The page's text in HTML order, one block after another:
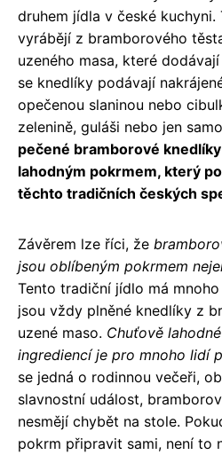
druhem jídla v české
vyrábějí z bramborového
uzeného masa, které
se knedlíky podávají
opečenou slaninou nebo
zelenině, guláši nebo jen
pečené bramborové
lahodným pokrmem, který
těchto tradičních českých
Závěrem lze říci, že
jsou oblíbeným pokrmem
Tento tradiční jídlo má
jsou vždy plněné knedlíky z
uzené maso. Chuťově
ingrediencí je pro mnoho lidí
se jedná o rodinnou večeři,
slavnostní událost,
nesmějí chybět na stole.
pokrm připravit sami, není to